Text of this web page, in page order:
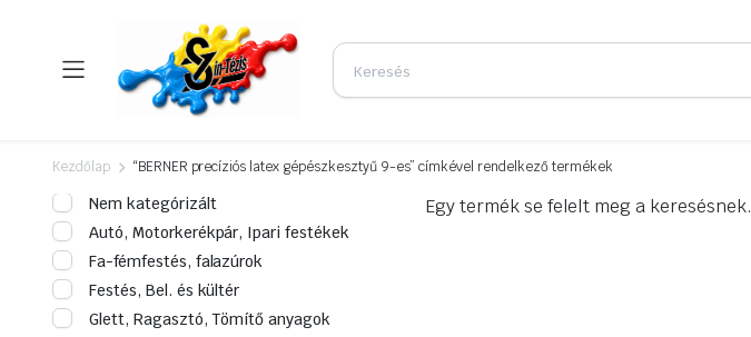
Kezdőlap “BERNER precíziós latex gépészkesztyű 9-es” címkével rendelkező termékek
Egy termék se felelt meg a keresésnek.
Nem kategórizált
Autó, Motorkerékpár, Ipari festékek
Fa-fémfestés, falazúrok
Festés, Bel. és kültér
Glett, Ragasztó, Tömítő anyagok